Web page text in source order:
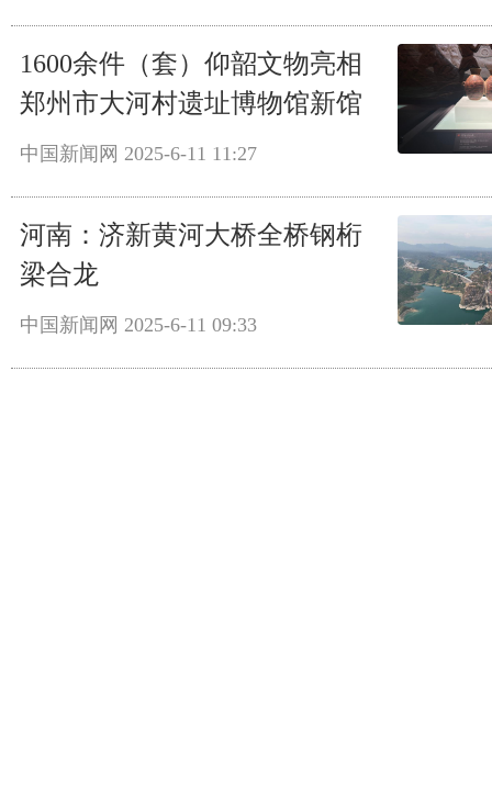
1600余件（套）仰韶文物亮相
郑州市大河村遗址博物馆新馆
中国新闻网 2025-6-11 11:27
河南：济新黄河大桥全桥钢桁
梁合龙
中国新闻网 2025-6-11 09:33